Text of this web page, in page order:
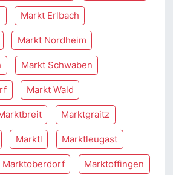
Markt Erlbach
Markt Nordheim
Markt Schwaben
Markt Wald
Marktgraitz
Marktl Marktleugast
Marktoberdorf Marktoffingen